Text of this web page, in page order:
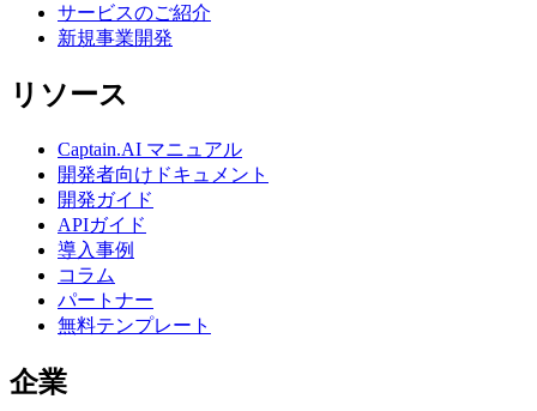
サービスのご紹介
新規事業開発
リソース
Captain.AI マニュアル
開発者向けドキュメント
開発ガイド
APIガイド
導入事例
コラム
パートナー
無料テンプレート
企業